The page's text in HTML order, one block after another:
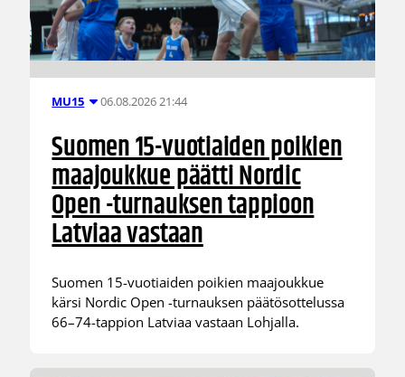
MU15 06.08.2026 21:44
Suomen 15-vuotiaiden poikien
maajoukkue päätti Nordic
Open -turnauksen tappioon
Latviaa vastaan
Suomen 15-vuotiaiden poikien maajoukkue
kärsi Nordic Open -turnauksen päätösottelussa
66–74-tappion Latviaa vastaan Lohjalla.